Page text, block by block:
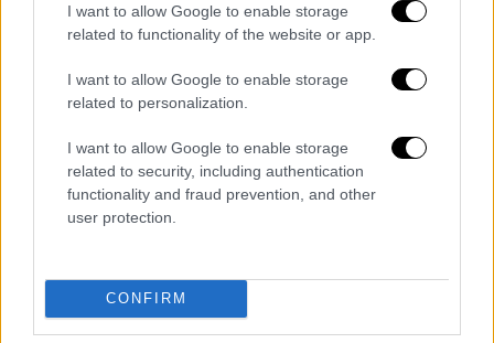
I want to allow Google to enable storage
related to functionality of the website or app.
I want to allow Google to enable storage
related to personalization.
I want to allow Google to enable storage
related to security, including authentication
functionality and fraud prevention, and other
user protection.
CONFIRM
Ο Πρόεδρος του ΙΣΑ Γιώργος Πατούλης
δήλωσε μετά τα αποτελέσματα:
«Θέλω να ευχαριστήσω θερμά όλους τους
του Ιατρικού Συλλόγου Αθηνών. Η μεγάλη
συμμετοχή των μελών στις πρώτες
ηλεκτρονικές εκλογές στην ιστορία του
ιατρικού κόσμου. Παράλληλα, ευχαριστώ από
καρδιάς τους συναδέλφους που με την ψήφο